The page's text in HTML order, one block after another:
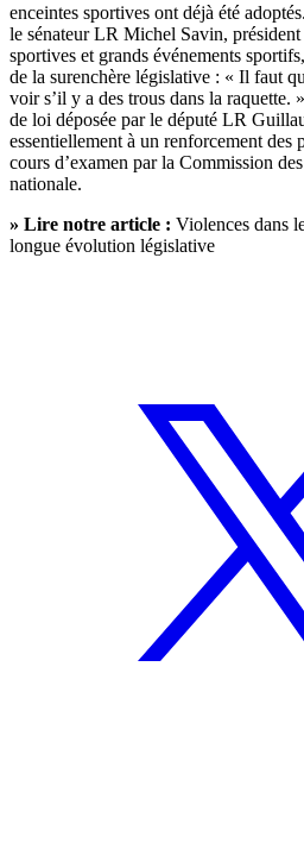
enceintes sportives ont déjà été
le sénateur LR Michel Savin, président
sportives et grands événements
de la surenchère législative : « Il faut
voir s’il y a des trous dans la raquette.
de loi déposée par le député LR
essentiellement à un renforcement des
cours d’examen par la Commission
nationale.
» Lire notre article : Violences dans
longue évolution législative